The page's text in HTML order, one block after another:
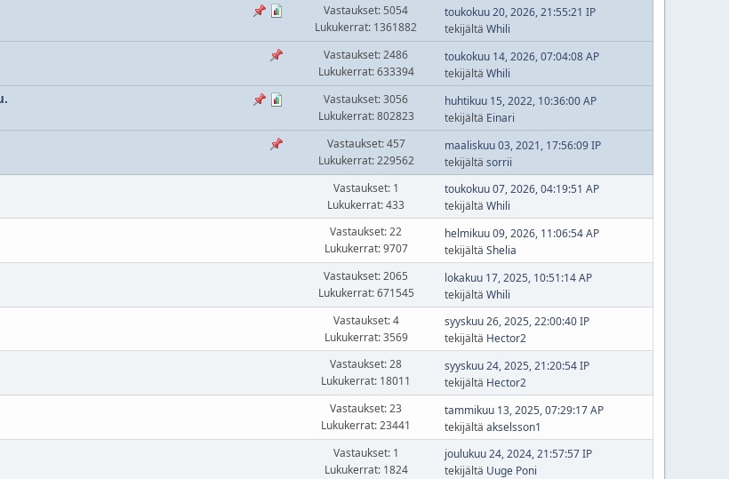
Vastaukset: 5054
Lukukerrat: 1361882
toukokuu 20, 2026, 21:55:21 IP
tekijältä Whili
Vastaukset: 2486
Lukukerrat: 633394
toukokuu 14, 2026, 07:04:08 AP
tekijältä Whili
Vastaukset: 3056
Lukukerrat: 802823
huhtikuu 15, 2022, 10:36:00 AP
tekijältä Einari
Vastaukset: 457
Lukukerrat: 229562
maaliskuu 03, 2021, 17:56:09 IP
tekijältä sorrii
Vastaukset: 1
Lukukerrat: 433
toukokuu 07, 2026, 04:19:51 AP
tekijältä Whili
Vastaukset: 22
Lukukerrat: 9707
helmikuu 09, 2026, 11:06:54 AP
tekijältä Shelia
Vastaukset: 2065
Lukukerrat: 671545
lokakuu 17, 2025, 10:51:14 AP
tekijältä Whili
Vastaukset: 4
Lukukerrat: 3569
syyskuu 26, 2025, 22:00:40 IP
tekijältä Hector2
Vastaukset: 28
Lukukerrat: 18011
syyskuu 24, 2025, 21:20:54 IP
tekijältä Hector2
Vastaukset: 23
Lukukerrat: 23441
tammikuu 13, 2025, 07:29:17 AP
tekijältä akselsson1
Vastaukset: 1
Lukukerrat: 1824
joulukuu 24, 2024, 21:57:57 IP
tekijältä Uuge Poni